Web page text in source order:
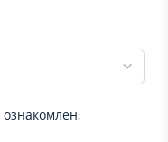
ознакомлен,